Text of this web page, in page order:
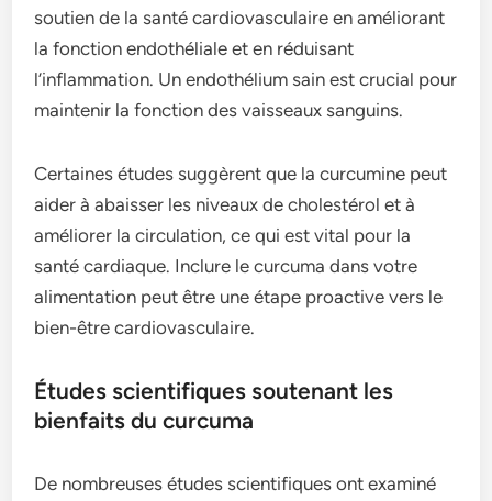
soutien de la santé cardiovasculaire en améliorant
la fonction endothéliale et en réduisant
l’inflammation. Un endothélium sain est crucial pour
maintenir la fonction des vaisseaux sanguins.
Certaines études suggèrent que la curcumine peut
aider à abaisser les niveaux de cholestérol et à
améliorer la circulation, ce qui est vital pour la
santé cardiaque. Inclure le curcuma dans votre
alimentation peut être une étape proactive vers le
bien-être cardiovasculaire.
Études scientifiques soutenant les
bienfaits du curcuma
De nombreuses études scientifiques ont examiné